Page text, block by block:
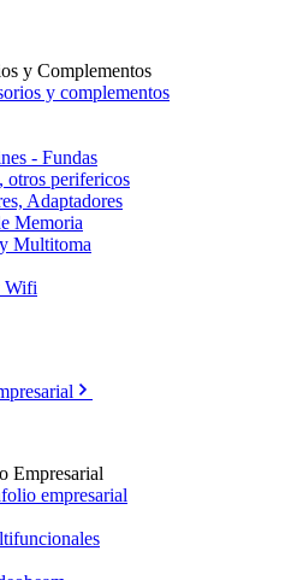
y Complementos
y complementos
- Fundas
otros perifericos
Adaptadores
Memoria
Multitoma
Wifi
Empresarial
empresarial